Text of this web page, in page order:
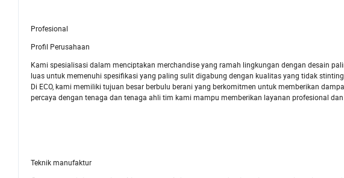
Profesional
Profil Perusahaan
Kami spesialisasi dalam menciptakan merchandise yang ramah lingkungan dengan desain
luas untuk memenuhi spesifikasi yang paling sulit digabung dengan kualitas yang tidak
Di ECO, kami memiliki tujuan besar berbulu berani yang berkomitmen untuk memberikan
percaya dengan tenaga dan tenaga ahli tim kami mampu memberikan layanan profesional
Teknik manufaktur